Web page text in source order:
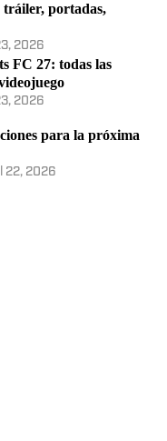
tráiler, portadas,
2026
FC 27: todas las
2026
para la próxima
22, 2026